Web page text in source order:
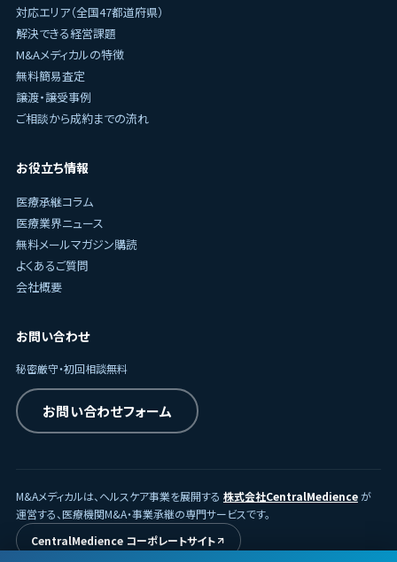
対応エリア（全国47都道府県）
解決できる経営課題
M&Aメディカルの特徴
無料簡易査定
譲渡・譲受事例
ご相談から成約までの流れ
お役立ち情報
医療承継コラム
医療業界ニュース
無料メールマガジン購読
よくあるご質問
会社概要
お問い合わせ
秘密厳守・初回相談無料
お問い合わせフォーム
M&Aメディカルは、ヘルスケア事業を展開する 株式会社CentralMedienceが
運営する、医療機関M&A・事業承継の専門サービスです。
CentralMedience コーポレートサイト